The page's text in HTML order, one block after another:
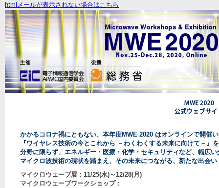
htmlメールが表示されない場合はこちら
かかるコロナ禍にともない、本年度MWE 2020 はオンラインで開催
『ワイヤレス技術の今とこれから －わくわくする未来に向けて－』
分野に限らず、エネルギー・医療・化学・セキュリティなど、幅広
マイクロ波技術の現状を踏まえ、その未来につながる、新たな出会
マイクロウェーブ展：11/25(水)～12/28(月)
マイクロウェーブワークショップ：